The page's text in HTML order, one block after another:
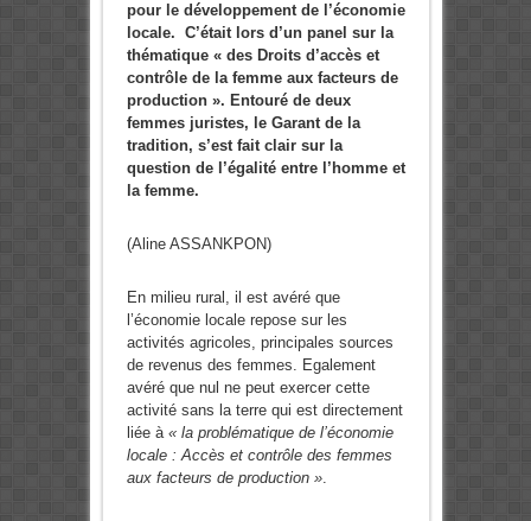
pour le développement de l’économie
locale. C’était lors d’un panel sur la
thématique « des Droits d’accès et
contrôle de la femme aux facteurs de
production ». Entouré de deux
femmes juristes, le Garant de la
tradition, s’est fait clair sur la
question de l’égalité entre l’homme et
la femme.
(Aline ASSANKPON)
En milieu rural, il est avéré que
l’économie locale repose sur les
activités agricoles, principales sources
de revenus des femmes. Egalement
avéré que nul ne peut exercer cette
activité sans la terre qui est directement
liée à « la problématique de l’économie
locale : Accès et contrôle des femmes
aux facteurs de production ».